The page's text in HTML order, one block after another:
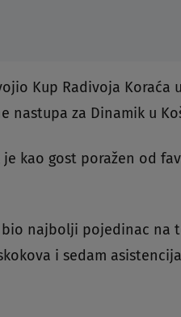
Kup Radivoja Koraća
nastupa za Dinamik u
je kao gost poražen od
najbolji pojedinac na
i sedam